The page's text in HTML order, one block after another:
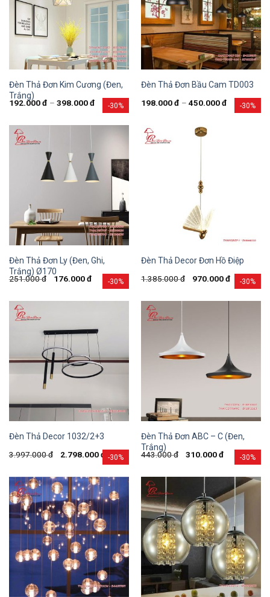
-30%
Đèn Thả Đơn Kim Cương (Đen,
Trắng)
192.000đ – 398.000đ -30%
Đèn Thả Đơn Bầu Cam TD003
198.000đ – 450.000đ
-30%
Đèn Thả Đơn Ly (Đen, Ghi,
Trắng) Ø170
251.000đ 176.000đ -30%
Đèn Thả Decor Đơn Hồ Điệp
1.385.000đ 970.000đ
-30%
Đèn Thả Decor 1032/2+3
3.997.000đ 2.798.000đ -30%
Đèn Thả Đơn ABC – C (Đen,
Trắng)
443.000đ 310.000đ